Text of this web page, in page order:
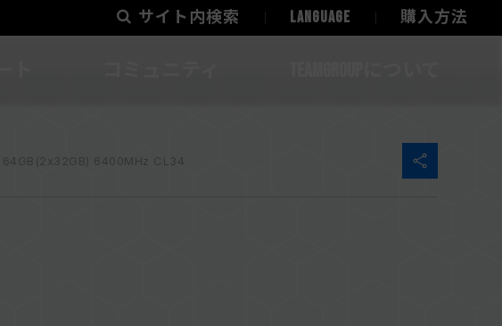
サイト内検索 LANGUAGE 購入方法
64GB(2x32GB) 6400MHz CL34